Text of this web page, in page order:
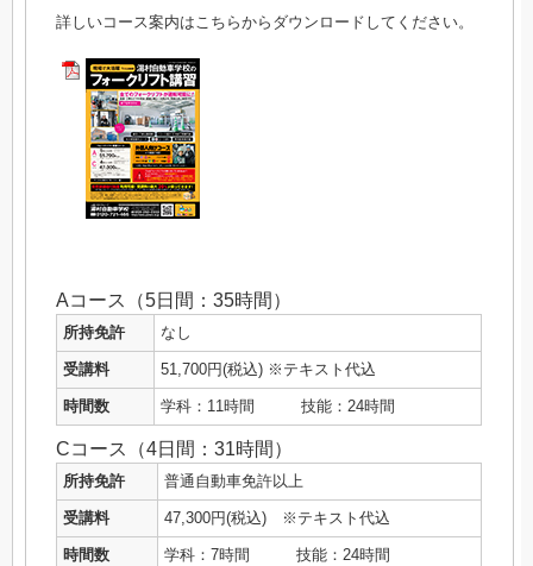
詳しいコース案内はこちらからダウンロードしてください。
Aコース（5日間：35時間）
所持免許 なし
受講料 51,700円(税込) ※テキスト代込
時間数 学科：11時間 技能：24時間
Cコース（4日間：31時間）
所持免許 普通自動車免許以上
受講料 47,300円(税込) ※テキスト代込
時間数 学科：7時間 技能：24時間